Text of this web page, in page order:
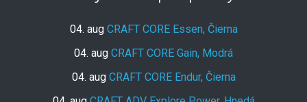
04. aug CRAFT CORE Essen, Čierna
04. aug CRAFT CORE Gain, Modrá
04. aug CRAFT CORE Endur, Čierna